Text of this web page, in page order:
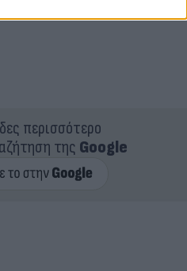
περισσότερο
της Google